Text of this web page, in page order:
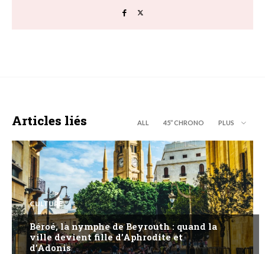
Articles liés ALL 45’’ CHRONO PLUS
CULTURE
Béroé, la nymphe de Beyrouth : quand la
ville devient fille d’Aphrodite et
d’Adonis